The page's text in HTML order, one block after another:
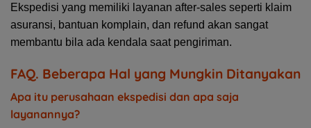
Ekspedisi yang memiliki layanan after-sales seperti klaim
asuransi, bantuan komplain, dan refund akan sangat
membantu bila ada kendala saat pengiriman.
FAQ. Beberapa Hal yang Mungkin Ditanyakan
Apa itu perusahaan ekspedisi dan apa saja
layanannya?